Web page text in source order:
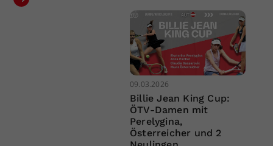
09.03.2026
Billie Jean King Cup:
ÖTV-Damen mit
Perelygina,
Österreicher und 2